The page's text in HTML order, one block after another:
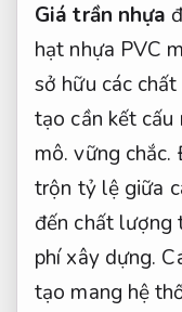
Giá trần nhựa
hạt nhựa PVC
sở hữu các
tạo cần kết cấu
mô. vững chắc.
trộn tỷ lệ giữa
đến chất
phí xây dựng.
tạo mang hệ